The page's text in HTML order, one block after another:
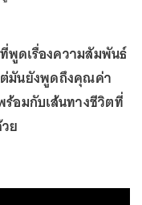
พูดเรื่องความสัมพันธ์
มันยังพูดถึงคุณค่า
อมกับเส้นทางชีวิตที่
ย